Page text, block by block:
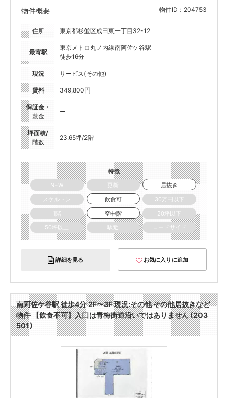
物件概要 物件ID：204753
住所 東京都杉並区成田東一丁目32-12
最寄駅
東京メトロ丸ノ内線南阿佐ケ谷駅
徒歩16分
現況 サービス(その他)
賃料 349,800円
保証金・
敷金
ー
坪面積/
階数
23.65坪/2階
特徴
NEW
更新
居抜き
スケルトン
飲食可
30万円以下
1階
空中階
20坪以下
50坪以上
駅近 ロードサイド
詳細を見る お気に入りに追加
南阿佐ケ谷駅 徒歩4分 2F〜3F 現況:その他 その他居抜きなど
物件 【飲食不可】入口は青梅街道沿いではありません (203
501)